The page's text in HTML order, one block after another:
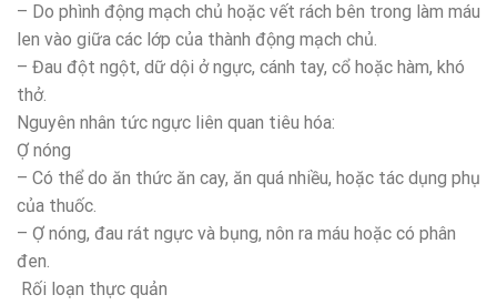
– Do phình động mạch chủ hoặc vết rách bên trong làm máu
len vào giữa các lớp của thành động mạch chủ.
– Đau đột ngột, dữ dội ở ngực, cánh tay, cổ hoặc hàm, khó
thở.
Nguyên nhân tức ngực liên quan tiêu hóa:
Ợ nóng
– Có thể do ăn thức ăn cay, ăn quá nhiều, hoặc tác dụng phụ
của thuốc.
– Ợ nóng, đau rát ngực và bụng, nôn ra máu hoặc có phân
đen.
Rối loạn thực quản